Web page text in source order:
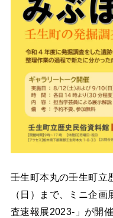
壬生町本丸の壬生町立
（日）まで、ミニ企
査速報展2023-」が開